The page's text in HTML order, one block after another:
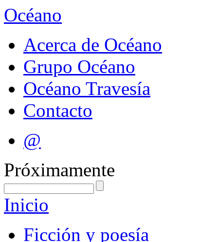
Océano
Acerca de Océano
Grupo Océano
Océano Travesía
Contacto
@
Próximamente
Inicio
Ficción y poesía